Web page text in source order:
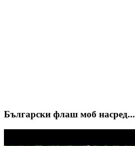
Български флаш моб насред...